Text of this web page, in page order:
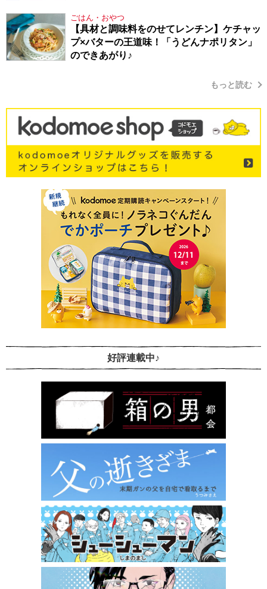
ごはん・おやつ
【具材と調味料をのせてレンチン】ケチャッ
プ×バターの王道味！「うどんナポリタン」
のできあがり♪
もっと読む
好評連載中♪